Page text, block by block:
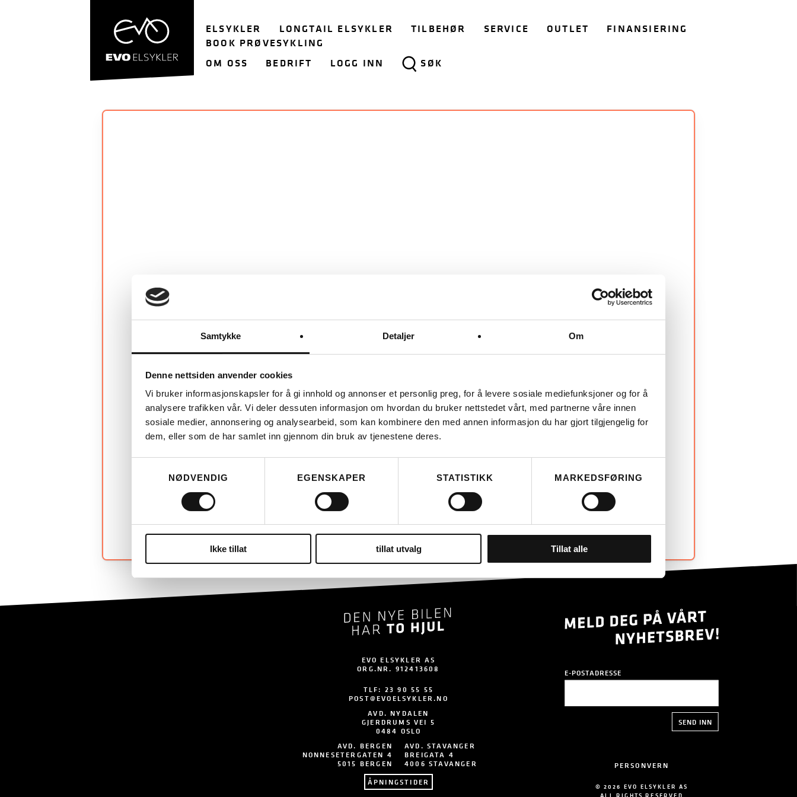
Samtykke Detaljer Om
Denne nettsiden anvender cookies
Vi bruker informasjonskapsler for å gi innhold og annonser et personlig preg, for å levere sosiale mediefunksjoner og for å
analysere trafikken vår. Vi deler dessuten informasjon om hvordan du bruker nettstedet vårt, med partnerne våre innen
sosiale medier, annonsering og analysearbeid, som kan kombinere den med annen informasjon du har gjort tilgjengelig for
dem, eller som de har samlet inn gjennom din bruk av tjenestene deres.
NØDVENDIG
EGENSKAPER STATISTIKK MARKEDSFØRING
Ikke tillat tillat utvalg Tillat alle
ELSYKLER LONGTAIL ELSYKLER TILBEHØR SERVICE OUTLET
FINANSIERING
BOOK PRØVESYKLING
OM OSS
BEDRIFT LOGG INN SØK
EVO ELSYKLER AS
ORG.NR. 912413608
TLF: 23 90 55 55
POST@EVOELSYKLER.NO
AVD. NYDALEN
GJERDRUMS VEI 5
0484 OSLO
AVD. BERGEN
NONNESETERGATEN 4
5015 BERGEN
AVD. STAVANGER
BREIGATA 4
4006 STAVANGER
ÅPNINGSTIDER
E-POSTADRESSE
PERSONVERN
© 2026 EVO ELSYKLER AS
ALL RIGHTS RESERVED